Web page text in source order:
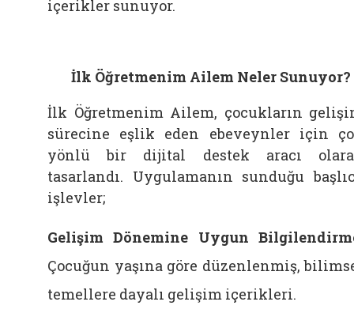
içerikler sunuyor.
İlk Öğretmenim Ailem Neler Sunuyor?
İlk Öğretmenim Ailem, çocukların
sürecine eşlik eden ebeveynler için
yönlü bir dijital destek aracı
tasarlandı. Uygulamanın sunduğu
işlevler;
Gelişim Dönemine Uygun
Çocuğun yaşına göre düzenlenmiş,
temellere dayalı gelişim içerikleri.